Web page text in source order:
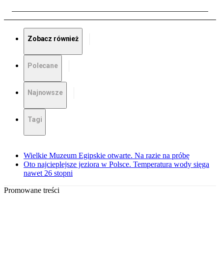
Zobacz również
Polecane
Najnowsze
Tagi
Wielkie Muzeum Egipskie otwarte. Na razie na próbę
Oto najcieplejsze jeziora w Polsce. Temperatura wody sięga
nawet 26 stopni
Promowane treści